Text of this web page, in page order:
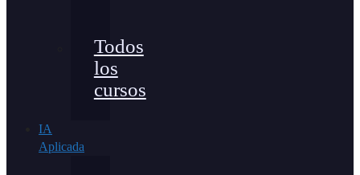
Todos
los
cursos
IA
Aplicada